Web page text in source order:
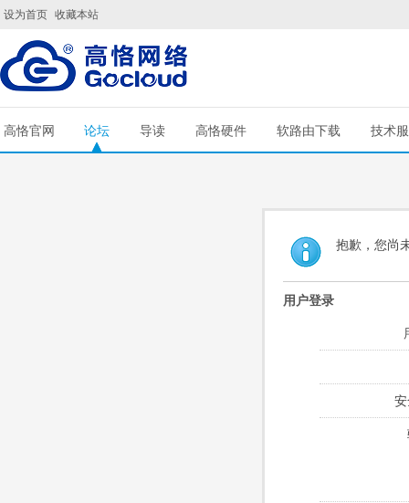
设为首页 收藏本站
高恪官网 论坛 导读 高恪硬件 软路由下载 技术
抱歉，您尚
用户登录